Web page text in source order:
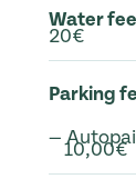
Water
20€
Parking
—
10,00€